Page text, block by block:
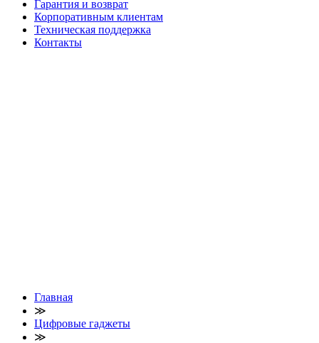
Гарантия и возврат
Корпоративным клиентам
Техническая поддержка
Контакты
Главная
≫
Цифровые гаджеты
≫